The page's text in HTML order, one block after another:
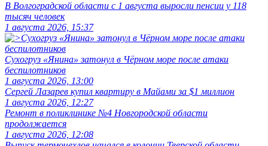
В Волгоградской области с 1 августа выросли пенсии у 118
тысяч человек
1 августа 2026, 15:37
Сухогруз «Янина» затонул в Чёрном море после атаки
беспилотников
1 августа 2026, 13:00
Сергей Лазарев купил квартиру в Майами за $1 миллион
1 августа 2026, 12:27
Ремонт в поликлинике №4 Новгородской области
продолжается
1 августа 2026, 12:08